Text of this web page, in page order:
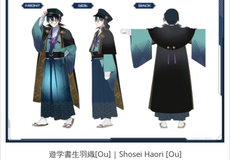
遊学書生羽織[Ou] | Shosei Haori [Ou]